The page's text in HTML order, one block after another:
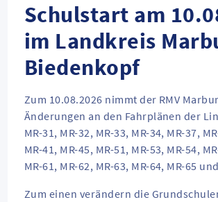
Schulstart am
im Landkreis
Biedenkopf
Zum 10.08.2026 nimmt der RMV
Änderungen an den Fahrplänen der
MR-31, MR-32, MR-33, MR-34, MR-37,
MR-41, MR-45, MR-51, MR-53, MR-54,
MR-61, MR-62, MR-63, MR-64, MR-65
Zum einen verändern die